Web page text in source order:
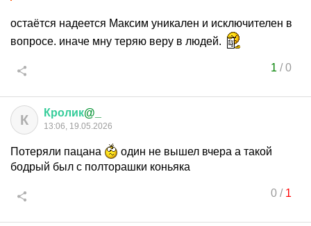
остаётся надеется Максим уникален и исключителен в
вопросе. иначе мну теряю веру в людей.
1 /0
К Кролик@_
13:06, 19.05.2026
Потеряли пацана
один не вышел вчера а такой
бодрый был с полторашки коньяка
0/ 1